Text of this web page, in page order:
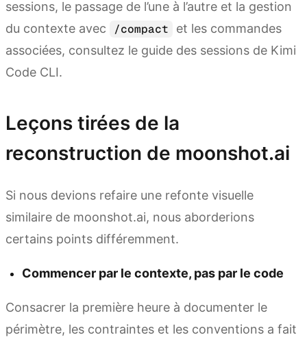
sessions, le passage de l’une à l’autre et la gestion
du contexte avec
/compact
et les commandes
associées, consultez le guide des sessions de Kimi
Code CLI.
Leçons tirées de la
reconstruction de moonshot.ai
Si nous devions refaire une refonte visuelle
similaire de moonshot.ai, nous aborderions
certains points différemment.
Commencer par le contexte, pas par le code
Consacrer la première heure à documenter le
périmètre, les contraintes et les conventions a fait